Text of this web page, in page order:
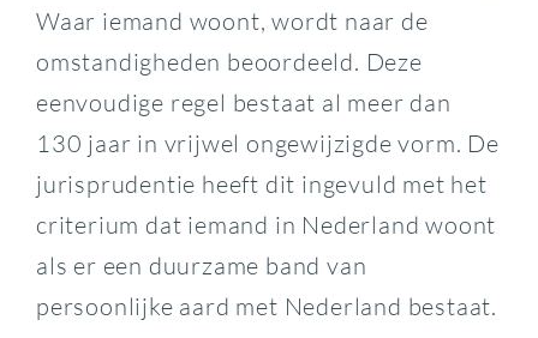
Waar iemand woont, wordt naar de
omstandigheden beoordeeld. Deze
eenvoudige regel bestaat al meer dan
130 jaar in vrijwel ongewijzigde vorm. De
jurisprudentie heeft dit ingevuld met het
criterium dat iemand in Nederland woont
als er een duurzame band van
persoonlijke aard met Nederland bestaat.